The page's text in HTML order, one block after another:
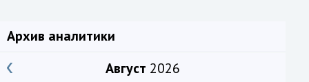
Архив аналитики
Август 2026